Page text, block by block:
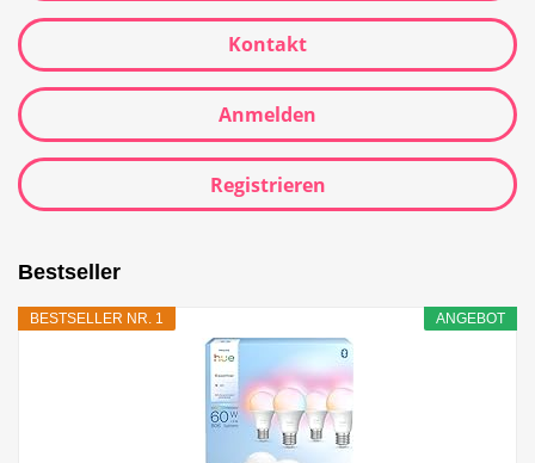
Kontakt
Anmelden
Registrieren
Bestseller
ANGEBOT
BESTSELLER NR. 1